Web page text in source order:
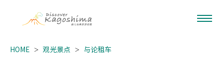
HOME 观光景点 与论租车